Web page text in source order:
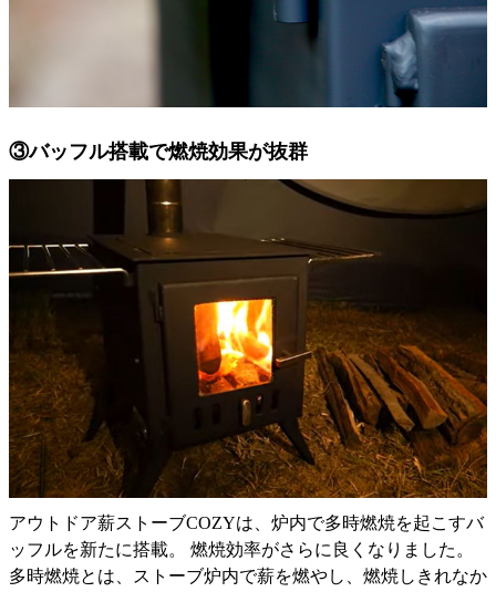
③バッフル搭載で燃焼効果が抜群
アウトドア薪ストーブCOZYは、炉内で多時燃焼を起こすバ
ッフルを新たに搭載。 燃焼効率がさらに良くなりました。
多時燃焼とは、ストーブ炉内で薪を燃やし、燃焼しきれなか